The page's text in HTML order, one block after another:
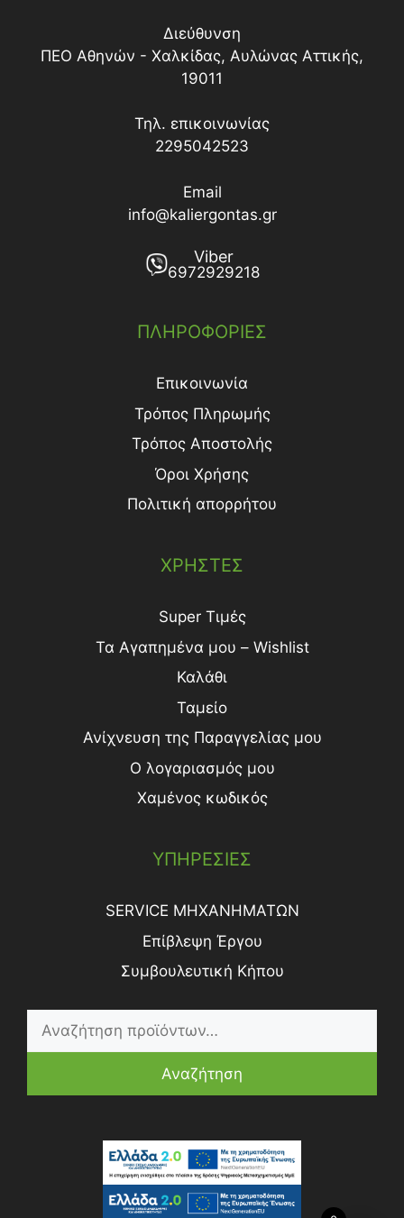
Διεύθυνση
ΠΕΟ Αθηνών - Χαλκίδας, Αυλώνας Αττικής,
19011
Τηλ. επικοινωνίας
2295042523
Email
info@kaliergontas.gr
Viber
6972929218
ΠΛΗΡΟΦΟΡΙΕΣ
Επικοινωνία
Τρόπος Πληρωμής
Τρόπος Aποστολής
Όροι Χρήσης
Πολιτική απορρήτου
ΧΡΗΣΤΕΣ
Super Τιμές
Τα Αγαπημένα μου – Wishlist
Καλάθι
Ταμείο
Ανίχνευση της Παραγγελίας μου
Ο λογαριασμός μου
Χαμένος κωδικός
ΥΠΗΡΕΣΙΕΣ
SERVICE ΜΗΧΑΝΗΜΑΤΩΝ
Επίβλεψη Έργου
Συμβουλευτική Κήπου
Αναζήτηση